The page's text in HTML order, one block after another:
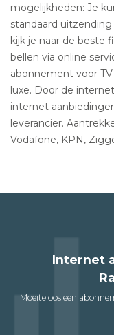
mogelijkheden: Je
standaard
kijk je naar de beste
bellen via online
abonnement voor
luxe. Door de
internet
leverancier.
Vodafone, KPN,
Internet
Moeiteloos een